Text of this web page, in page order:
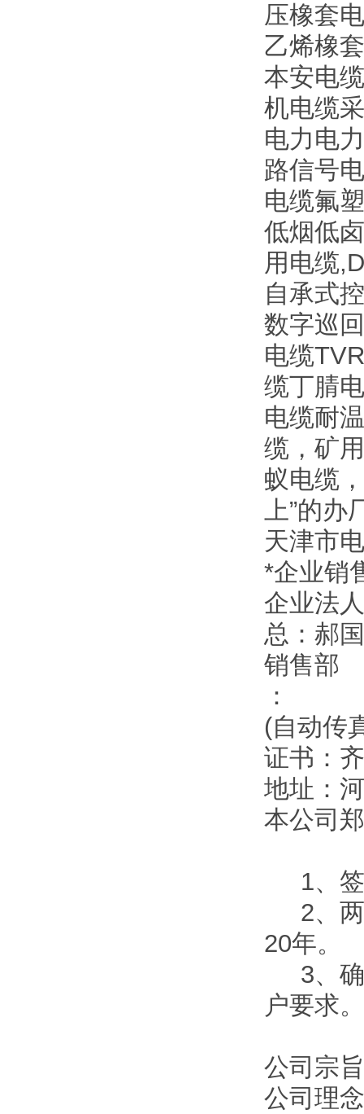
压橡套
乙烯橡
本安电
机电缆
电力电
路信号
电缆氟
低烟低
用电缆
自承式
数字巡
电缆
缆丁腈
电缆耐
缆，矿
蚁电缆
上”的
天津市
*企业销
企业法
总：郝
销售部
：
(自动传
证书：
地址：
本公司
1、签
2、两
20年。
3、确
户要求。
公司宗
公司理